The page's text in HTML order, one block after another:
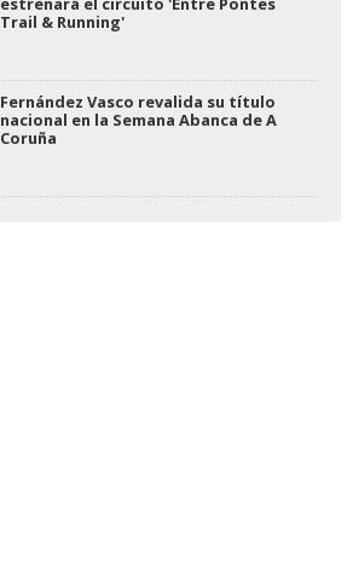
Trail & Running'
Fernández Vasco revalida su título
nacional en la Semana Abanca de A
Coruña